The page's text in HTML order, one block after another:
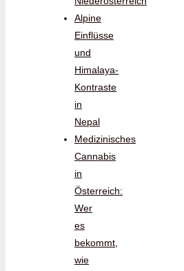
Alpine
Einflüsse
und
Himalaya-
Kontraste
in
Nepal
Medizinisches
Cannabis
in
Österreich:
Wer
es
bekommt,
wie